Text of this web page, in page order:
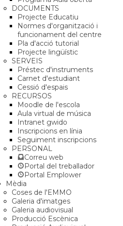
DOCUMENTS
Projecte Educatiu
Normes d'organització i
funcionament del centre
Pla d'acció tutorial
Projecte lingüístic
SERVEIS
Préstec d'instruments
Carnet d'estudiant
Cessió d'espais
RECURSOS
Moodle de l'escola
Aula virtual de música
Intranet gwido
Inscripcions en línia
Seguiment inscripcions
PERSONAL
Correu web
Portal del treballador
Portal Emplower
Mèdia
Coses de l'EMMO
Galeria d'imatges
Galeria audiovisual
Producció Escènica